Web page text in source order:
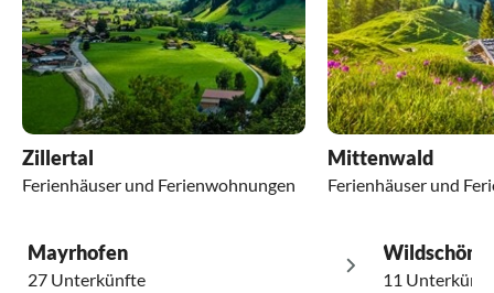
Zillertal
Ferienhäuser und Ferienwohnungen
Mittenwald
Ferienhäuser und
Mayrhofen
27 Unterkünfte 11